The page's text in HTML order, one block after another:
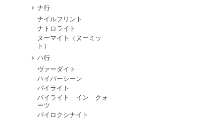
ナ行
ナイルフリント
ナトロライト
ヌーマイト（ヌーミッ
ト）
ハ行
ヴァーダイト
ハイパーシーン
パイライト
パイライト イン クォ
ーツ
パイロクシナイト